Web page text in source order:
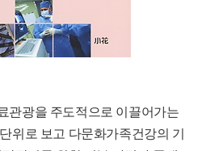
관광을 주도적으로 이끌어가는
위로 보고 다문화가족건강의 기